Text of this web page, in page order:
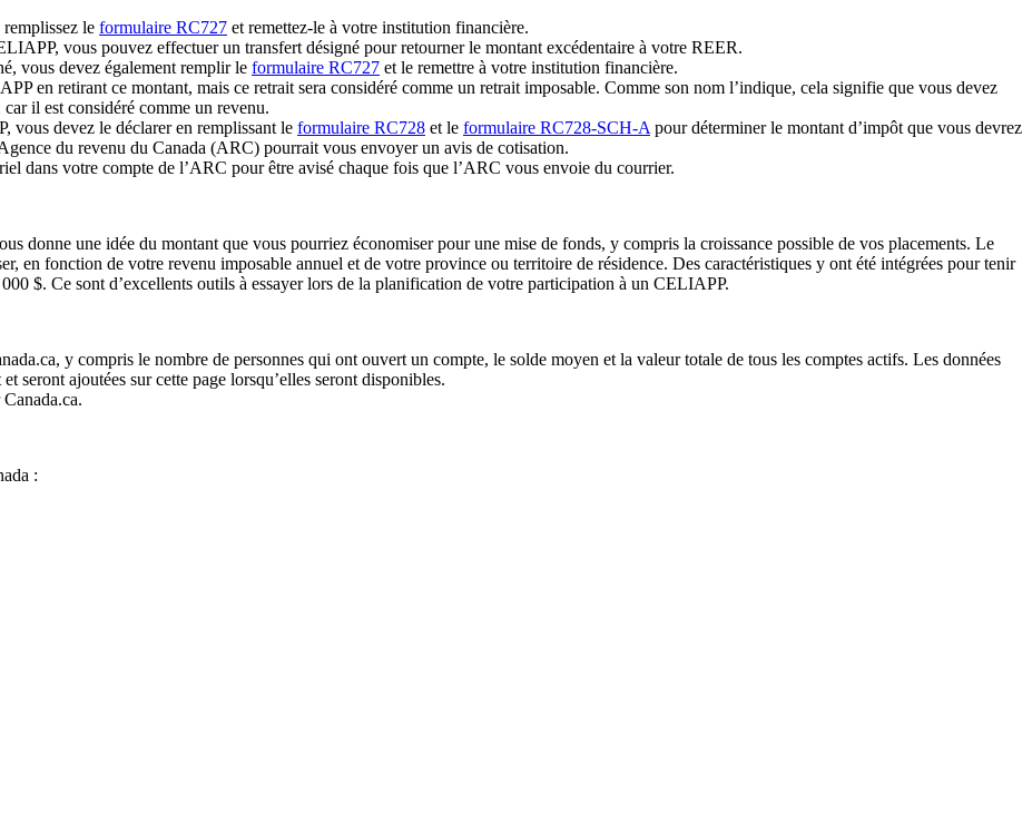
le formulaire RC727 et remettez-le à votre institution financière.
vous pouvez effectuer un transfert désigné pour retourner le montant excédentaire à votre REER.
vous devez également remplir le formulaire RC727 et le remettre à votre institution financière.
en retirant ce montant, mais ce retrait sera considéré comme un retrait imposable. Comme son nom l’indique, cela signifie que vous devez
il est considéré comme un revenu.
vous devez le déclarer en remplissant le formulaire RC728 et le formulaire RC728-SCH-A pour déterminer le montant d’impôt que vous devrez
du revenu du Canada (ARC) pourrait vous envoyer un avis de cotisation.
dans votre compte de l’ARC pour être avisé chaque fois que l’ARC vous envoie du courrier.
donne une idée du montant que vous pourriez économiser pour une mise de fonds, y compris la croissance possible de vos placements. Le
en fonction de votre revenu imposable annuel et de votre province ou territoire de résidence. Des caractéristiques y ont été intégrées pour tenir
$. Ce sont d’excellents outils à essayer lors de la planification de votre participation à un CELIAPP.
y compris le nombre de personnes qui ont ouvert un compte, le solde moyen et la valeur totale de tous les comptes actifs. Les données
seront ajoutées sur cette page lorsqu’elles seront disponibles.
: